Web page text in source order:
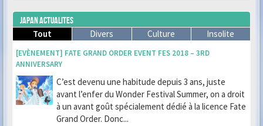
JAPAN ACTUALITES
Tout
Divers Culture Insolite
[EVÈNEMENT] FATE GRAND ORDER EVENT FES 2018 – 3RD
ANNIVERSARY
C’est devenu une habitude depuis 3 ans, juste
avant l’enfer du Wonder Festival Summer, on a droit
à un avant goût spécialement dédié à la licence Fate
Grand Order. Donc...